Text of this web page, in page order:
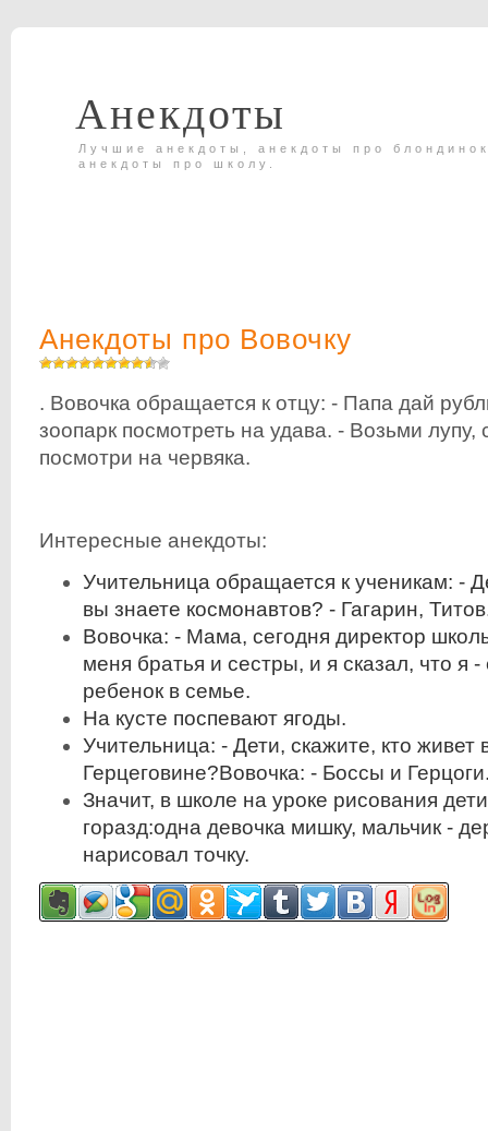
Анекдоты
Лучшие анекдоты, анекдоты про
анекдоты про школу.
Анекдоты про Вовочку
. Вовочка обращается к отцу: - Папа дай
зоопарк посмотреть на удава. - Возьми лупу,
посмотри на червяка.
Интересные анекдоты:
Учительница обращается к ученикам: -
вы знаете космонавтов? - Гагарин,
Вовочка: - Мама, сегодня директор
меня братья и сестры, и я сказал, что я
ребенок в семье.
Hа кусте поспевают ягоды.
Учительница: - Дети, скажите, кто живет
Герцеговине?Вовочка: - Боссы и
Значит, в школе на уроке рисования
горазд:одна девочка мишку, мальчик -
нарисовал точку.